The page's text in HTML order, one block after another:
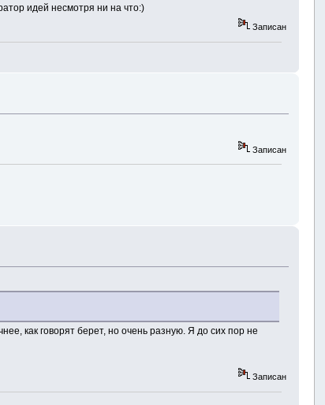
идей несмотря ни на что:)
Записан
Записан
как говорят берет, но очень разную. Я до сих пор не
Записан